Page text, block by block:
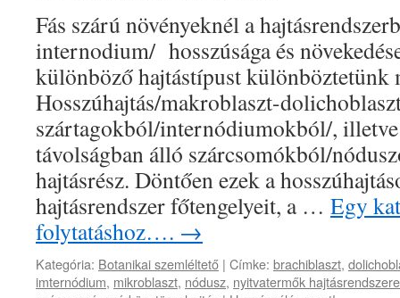
Fás szárú növényeknél a
internodium/ hosszúsága és
különböző hajtástípust különböztetünk
Hosszúhajtás/makroblaszt-
szártagokból/internódiumokból/,
távolságban álló szárcsomókból/
hajtásrész. Döntően ezek a
hajtásrendszer főtengelyeit, a … Egy
folytatáshoz…. →
Kategória: Botanikai szemléltető | Címke: brachiblaszt,
imternódium, mikroblaszt, nódusz, nyitvatermők hajtásrendszere